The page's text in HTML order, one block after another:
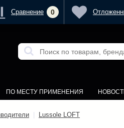
ПО МЕСТУ ПРИМЕНЕНИЯ
Lussole LOFT
Сравнение 0